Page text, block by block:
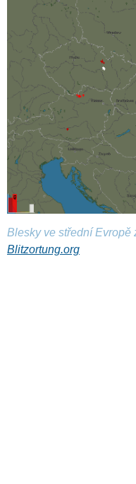
Blesky ve střední Evropě
Blitzortung.org